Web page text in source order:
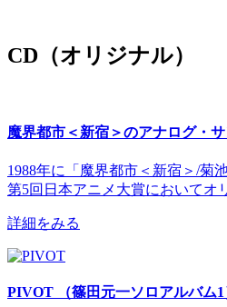
CD（オリジナル）
魔界都市＜新宿＞のアナログ・
1988年に「魔界都市＜新宿＞/菊
第5回日本アニメ大賞において
詳細をみる
PIVOT （篠田元一ソロアルバム1